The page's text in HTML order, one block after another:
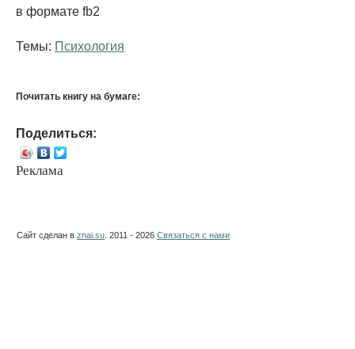
в формате fb2
Темы: Психология
Почитать книгу на бумаге:
Поделиться:
Реклама
Сайт сделан в znai.su . 2011 - 2026 Связаться с нами